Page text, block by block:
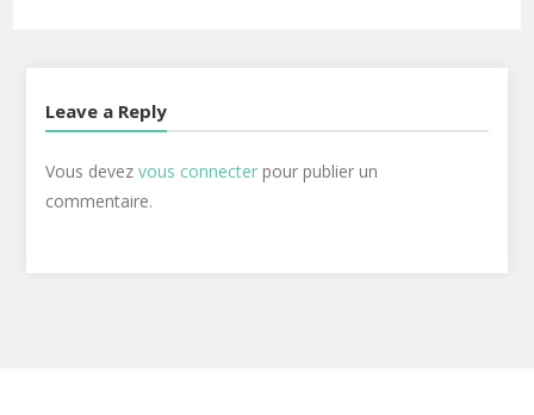
Leave a Reply
Vous devez vous connecterpour publier un
commentaire.